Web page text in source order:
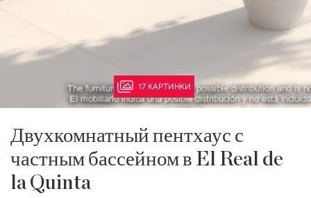
17 КАРТИНКИ
Двухкомнатный пентхаус с
частным бассейном в El Real de
la Quinta